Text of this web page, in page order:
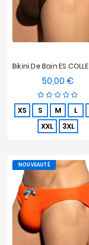
50,00 €
XS S M L
XXL
3XL
NOUVEAUTÉ